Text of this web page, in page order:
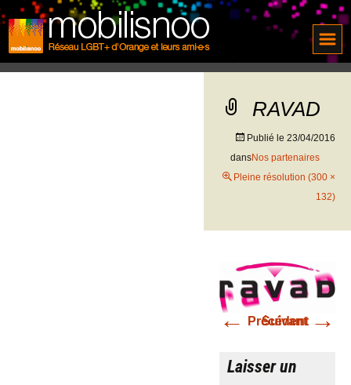
RAVAD
Publié le 23/04/2016
dansNos partenaires
Pleine résolution (300 ×
132)
← Précédent
Suivant →
Laisser un